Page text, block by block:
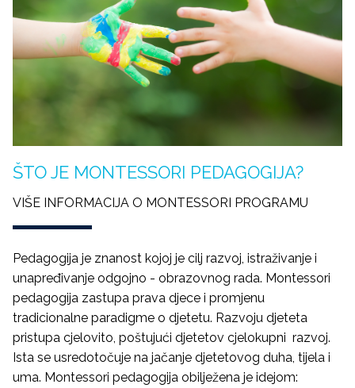
ŠTO JE MONTESSORI PEDAGOGIJA?
VIŠE INFORMACIJA O MONTESSORI PROGRAMU
Pedagogija je znanost kojoj je cilj razvoj, istraživanje i
unapređivanje odgojno - obrazovnog rada. Montessori
pedagogija zastupa prava djece i promjenu
tradicionalne paradigme o djetetu. Razvoju djeteta
pristupa cjelovito, poštujući djetetov cjelokupni razvoj.
Ista se usredotočuje na jačanje djetetovog duha, tijela i
uma. Montessori pedagogija obilježena je idejom: